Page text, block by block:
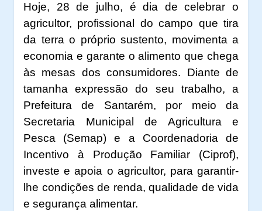
Hoje, 28 de julho, é dia de celebrar o
agricultor, profissional do campo que tira
da terra o próprio sustento, movimenta a
economia e garante o alimento que chega
às mesas dos consumidores. Diante de
tamanha expressão do seu trabalho, a
Prefeitura de Santarém, por meio da
Secretaria Municipal de Agricultura e
Pesca (Semap) e a Coordenadoria de
Incentivo à Produção Familiar (Ciprof),
investe e apoia o agricultor, para garantir-
lhe condições de renda, qualidade de vida
e segurança alimentar.